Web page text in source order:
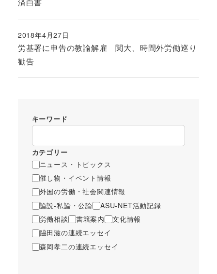
済白書
労基署に申告の教諭解雇 関大、時間外労働巡り
勧告
投稿日
2018年4月27日
キーワード
カテゴリー
ニュース・トピックス
催し物・イベント情報
外国の労働・社会関連情報
論説-私論・公論
ASU-NET活動記録
労働相談
書籍案内
文化情報
脇田滋の連続エッセイ
森岡孝二の連続エッセイ